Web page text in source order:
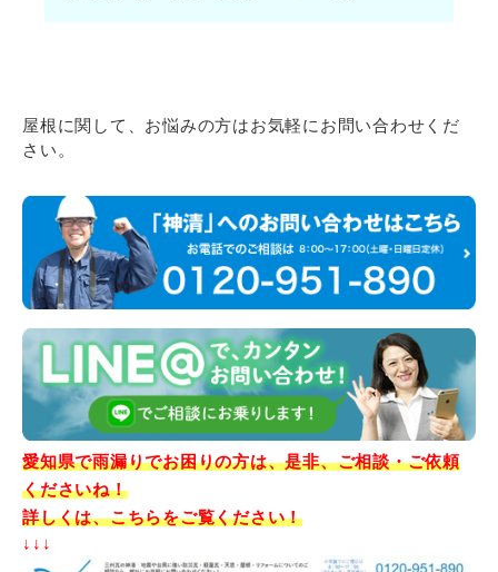
屋根に関して、お悩みの方はお気軽にお問い合わせくだ
さい。
愛知県で雨漏りでお困りの方は、是非、ご相談・ご依頼
くださいね！
詳しくは、こちらをご覧ください！
↓↓↓